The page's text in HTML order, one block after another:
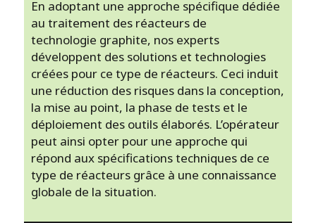
En adoptant une approche spécifique dédiée
au traitement des réacteurs de
technologie graphite, nos experts
développent des solutions et technologies
créées pour ce type de réacteurs. Ceci induit
une réduction des risques dans la conception,
la mise au point, la phase de tests et le
déploiement des outils élaborés. L’opérateur
peut ainsi opter pour une approche qui
répond aux spécifications techniques de ce
type de réacteurs grâce à une connaissance
globale de la situation.